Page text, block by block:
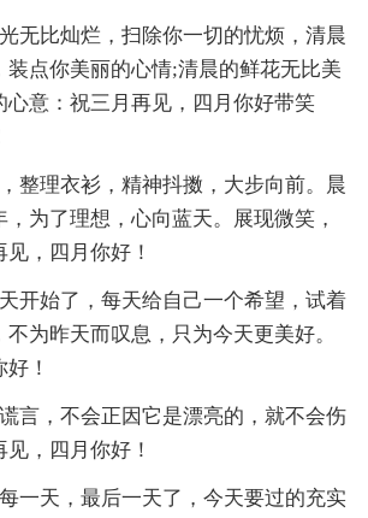
比灿烂，扫除你一切的忧烦，清晨
装点你美丽的心情;清晨的鲜花无比美
心意：祝三月再见，四月你好带笑
理衣衫，精神抖擞，大步向前。晨
为了理想，心向蓝天。展现微笑，
，四月你好！
始了，每天给自己一个希望，试着
为昨天而叹息，只为今天更美好。
！
，不会正因它是漂亮的，就不会伤
，四月你好！
天，最后一天了，今天要过的充实